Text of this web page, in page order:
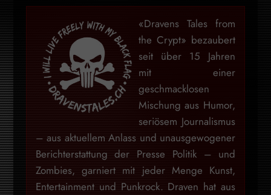
«Dravens Tales from
the Crypt» bezaubert
seit über 15 Jahren
mit einer
geschmacklosen
Mischung aus Humor,
seriösem Journalismus
– aus aktuellem Anlass und unausgewogener
Berichterstattung der Presse Politik – und
Zombies, garniert mit jeder Menge Kunst,
Entertainment und Punkrock. Draven hat aus